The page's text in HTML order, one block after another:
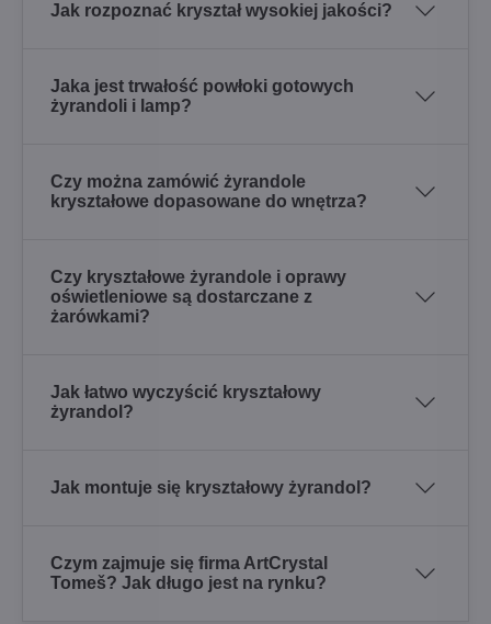
Jak rozpoznać kryształ wysokiej jakości?
Jaka jest trwałość powłoki gotowych
żyrandoli i lamp?
Czy można zamówić żyrandole
kryształowe dopasowane do wnętrza?
Czy kryształowe żyrandole i oprawy
oświetleniowe są dostarczane z
żarówkami?
Jak łatwo wyczyścić kryształowy
żyrandol?
Jak montuje się kryształowy żyrandol?
Czym zajmuje się firma ArtCrystal
Tomeš? Jak długo jest na rynku?